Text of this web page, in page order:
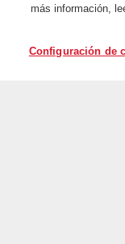
más información,
Configuración de